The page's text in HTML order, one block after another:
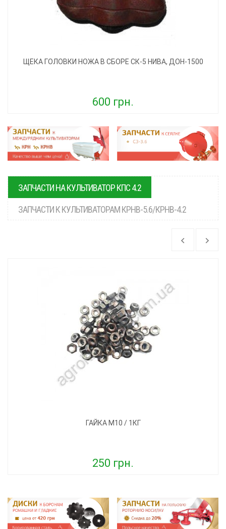
ЩЕКА ГОЛОВКИ НОЖА В СБОРЕ СК-5 НИВА, ДОН-1500
600 грн.
ЗАПЧАСТИ НА КУЛЬТИВАТОР КПС 4.2
ЗАПЧАСТИ К КУЛЬТИВАТОРАМ КРНВ-5.6/КРНВ-4.2
ГАЙКА М10 / 1КГ
250 грн.